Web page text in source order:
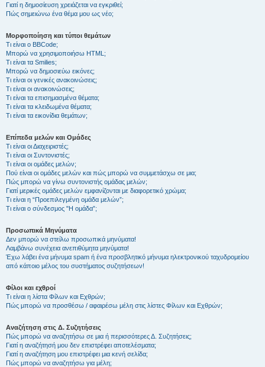
Γιατί η δημοσίευση χρειάζεται να εγκριθεί;
Πώς σημειώνω ένα θέμα μου ως νέο;
Μορφοποίηση και τύποι θεμάτων
Τι είναι ο BBCode;
Μπορώ να χρησιμοποιήσω HTML;
Τι είναι τα Smilies;
Μπορώ να δημοσιεύω εικόνες;
Τι είναι οι γενικές ανακοινώσεις;
Τι είναι οι ανακοινώσεις;
Τι είναι τα επισημασμένα θέματα;
Τι είναι τα κλειδωμένα θέματα;
Τι είναι τα εικονίδια θεμάτων;
Επίπεδα μελών και Ομάδες
Τι είναι οι Διαχειριστές;
Τι είναι οι Συντονιστές;
Τι είναι οι ομάδες μελών;
Πού είναι οι ομάδες μελών και πώς μπορώ να συμμετάσχω σε μια;
Πώς μπορώ να γίνω συντονιστής ομάδας μελών;
Γιατί μερικές ομάδες μελών εμφανίζονται με διαφορετικό χρώμα;
Τι είναι η “Προεπιλεγμένη ομάδα μελών”;
Τι είναι ο σύνδεσμος "Η ομάδα”;
Προσωπικά Μηνύματα
Δεν μπορώ να στείλω προσωπικά μηνύματα!
Λαμβάνω συνέχεια ανεπιθύμητα μηνύματα!
Έχω λάβει ένα μήνυμα spam ή ένα προσβλητικό μήνυμα ηλεκτρονικού ταχυδρομείου
από κάποιο μέλος του συστήματος συζητήσεων!
Φίλοι και εχθροί
Τι είναι η λίστα Φίλων και Εχθρών;
Πώς μπορώ να προσθέσω / αφαιρέσω μέλη στις λίστες Φίλων και Εχθρών;
Αναζήτηση στις Δ. Συζητήσεις
Πώς μπορώ να αναζητήσω σε μια ή περισσότερες Δ. Συζητήσεις;
Γιατί η αναζήτησή μου δεν επιστρέφει αποτελέσματα;
Γιατί η αναζήτηση μου επιστρέφει μια κενή σελίδα;
Πώς μπορώ να αναζητήσω για μέλη;